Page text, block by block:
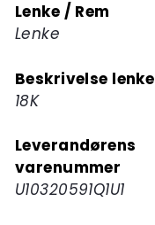
Lenke / Rem
Lenke
Beskrivelse lenke
18K
Leverandørens
varenummer
U10320591Q1U1